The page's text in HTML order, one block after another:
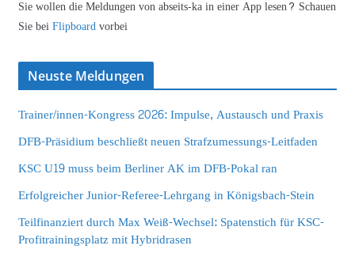
Sie wollen die Meldungen von abseits-ka in einer App lesen? Schauen
Sie beiFlipboardvorbei
Neuste Meldungen
Trainer/innen-Kongress 2026: Impulse, Austausch und Praxis
DFB-Präsidium beschließt neuen Strafzumessungs-Leitfaden
KSC U19 muss beim Berliner AK im DFB-Pokal ran
Erfolgreicher Junior-Referee-Lehrgang in Königsbach-Stein
Teilfinanziert durch Max Weiß-Wechsel: Spatenstich für KSC-
Profitrainingsplatz mit Hybridrasen